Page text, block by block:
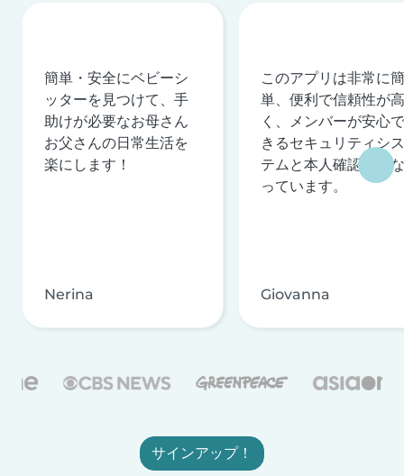
簡単・安全にベビーシ
ッターを見つけて、手
助けが必要なお母さん
お父さんの日常生活を
楽にします！
Nerina
このアプリは非常に簡
単、便利で信頼性が高
く、メンバーが安心で
きるセキュリティシス
テムと本人確認を行な
っています。
Giovanna
サインアップ！